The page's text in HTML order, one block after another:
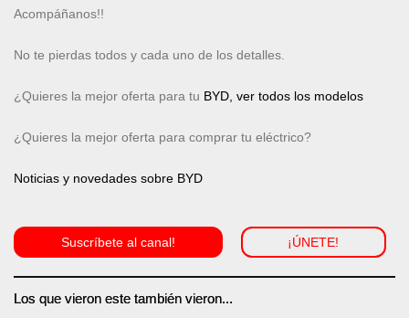
Acompáñanos!!
No te pierdas todos y cada uno de los detalles.
¿Quieres la mejor oferta para tu BYD, ver todos los modelos
¿Quieres la mejor oferta para comprar tu eléctrico?
Noticias y novedades sobre BYD
Suscríbete al canal! ¡ÚNETE!
Los que vieron este también vieron...